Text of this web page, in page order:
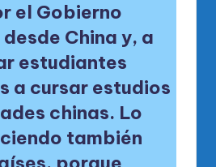
el Gobierno
China y, a
estudiantes
a cursar estudios
chinas. Lo
también